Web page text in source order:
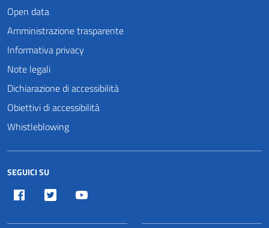
Open data
Amministrazione trasparente
Informativa privacy
Note legali
Dichiarazione di accessibilità
Obiettivi di accessibilità
Whistleblowing
SEGUICI SU
Facebook Twitter